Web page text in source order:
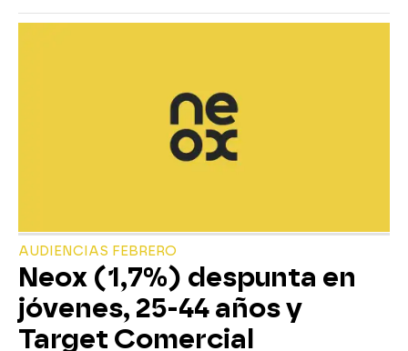
AUDIENCIAS FEBRERO
Neox (1,7%) despunta en
jóvenes, 25-44 años y
Target Comercial